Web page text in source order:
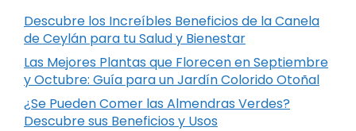
Descubre los Increíbles Beneficios de la Canela
de Ceylán para tu Salud y Bienestar
Las Mejores Plantas que Florecen en Septiembre
y Octubre: Guía para un Jardín Colorido Otoñal
¿Se Pueden Comer las Almendras Verdes?
Descubre sus Beneficios y Usos